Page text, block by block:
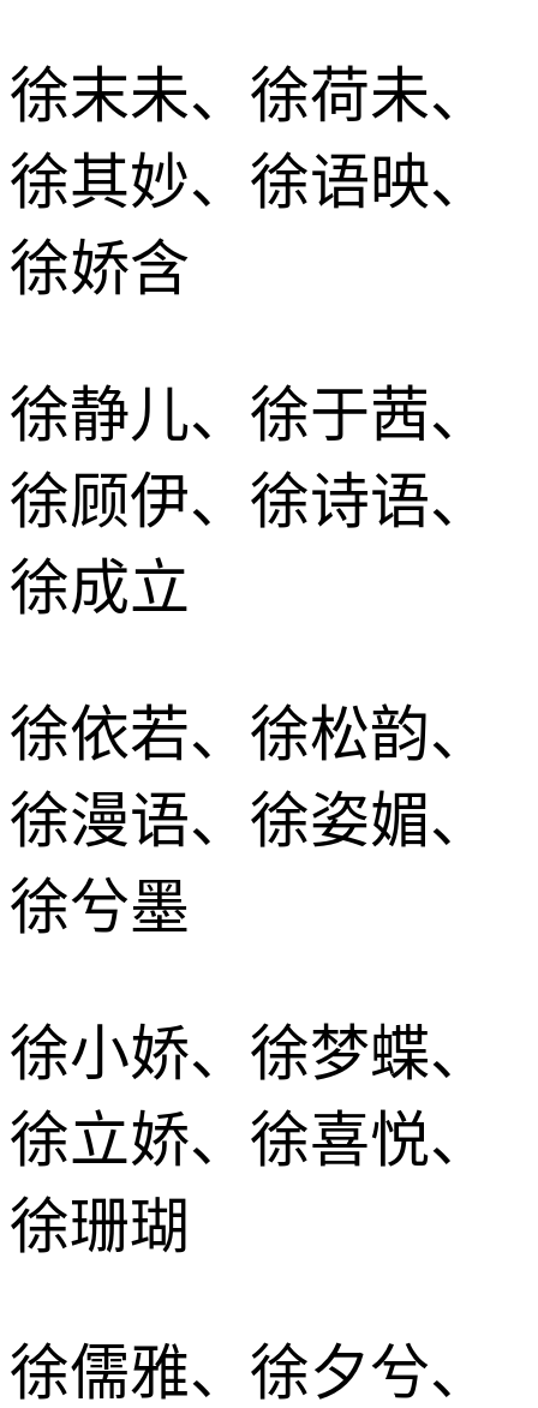
徐末未、徐荷未、
徐其妙、徐语映、
徐娇含
徐静儿、徐于茜、
徐顾伊、徐诗语、
徐成立
徐依若、徐松韵、
徐漫语、徐姿媚、
徐兮墨
徐小娇、徐梦蝶、
徐立娇、徐喜悦、
徐珊瑚
徐儒雅、徐夕兮、